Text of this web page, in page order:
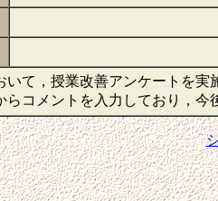
いて，授業改善アンケートを
らコメントを入力しており，